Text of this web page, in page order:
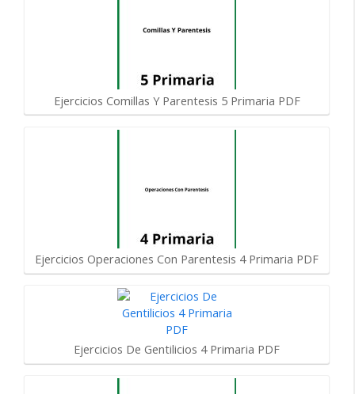
Ejercicios Comillas Y Parentesis 5 Primaria PDF
Ejercicios Operaciones Con Parentesis 4 Primaria PDF
Ejercicios De Gentilicios 4 Primaria PDF